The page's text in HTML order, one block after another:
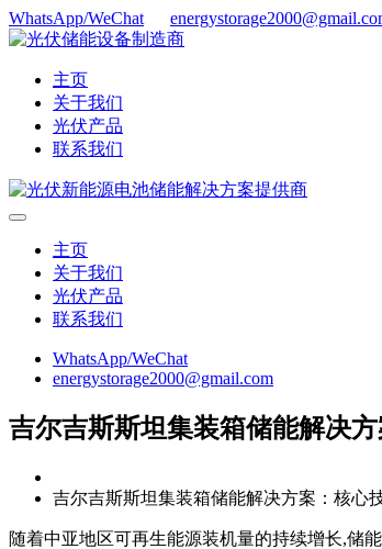
WhatsApp/WeChat
主页
关于我们
光伏产品
联系我们
主页
关于我们
光伏产品
联系我们
WhatsApp/WeChat
energystorage2000@gmail.com
吉尔吉斯斯坦集装箱储能解决
吉尔吉斯斯坦集装箱储能解决方案：核心
随着中亚地区可再生能源装机量的持续增长,储